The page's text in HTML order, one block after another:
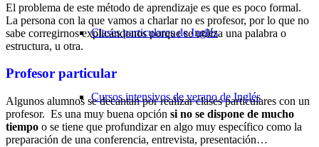
Clases particulares de Inglés
Cursos intensivos de verano de Inglés
El problema de este método de aprendizaje es que es poco formal.
La persona con la que vamos a charlar no es profesor, por lo que no
sabe corregirnos explicándonos porque se utiliza una palabra o
estructura, u otra.
Profesor particular
Algunos alumnos se decantan por realizar clases particulares con un
profesor. Es una muy buena opción si no se dispone de mucho
tiempo o se tiene que profundizar en algo muy específico como la
preparación de una conferencia, entrevista, presentación…